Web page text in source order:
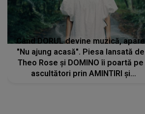
Când DORUL devine muzică, apare
"Nu ajung acasă". Piesa lansată de
Theo Rose și DOMINO îi poartă pe
ascultători prin AMINTIRI și